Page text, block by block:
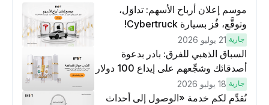
موسم إعلان أرباح الأسهم: تداوَل،
وتوقَّع، فُز بسيارة Cybertruck!
جارية 21 يوليو 2026
السباق الذهبي للفرق: بادر بدعوة
أصدقائك وشجِّعهم على إيداع 100 دولار
لكسَب مكافآت مُضاعَفة
جارية 18 يوليو 2026
نُقدِّم لكم خدمة «الوصول إلى أحداث